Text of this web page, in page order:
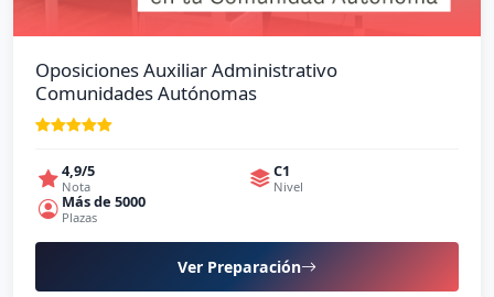
Oposiciones Auxiliar Administrativo
Comunidades Autónomas
4,9/5
Nota
C1
Nivel
Más de 5000
Plazas
Ver Preparación